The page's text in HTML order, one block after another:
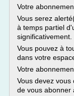
Votre
Vous serez
à temps partiel
significativement.
Vous pouvez à
dans votre
Votre
Vous devez
de vous abonner